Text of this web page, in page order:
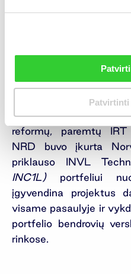
Patvirtinti
Norway Registers
yra konsultacinė IT
pagrindinė
valdymo sprendimų
reformų, paremtų IRT
NRD buvo įkurta
priklauso INVL
INC1L)portfeliui
įgyvendina projektus
visame pasaulyje ir
portfelio bendrovių
rinkose.